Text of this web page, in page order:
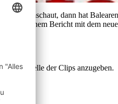
Bars umschaut, dann hat
in meinem Bericht mit dem
als Quelle der Clips anzugeben.